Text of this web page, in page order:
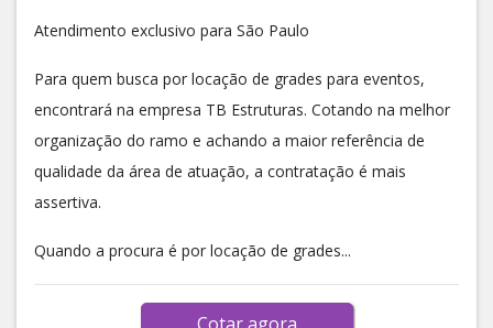
Atendimento exclusivo para São Paulo
Para quem busca por locação de grades para eventos,
encontrará na empresa TB Estruturas. Cotando na melhor
organização do ramo e achando a maior referência de
qualidade da área de atuação, a contratação é mais
assertiva.
Quando a procura é por locação de grades...